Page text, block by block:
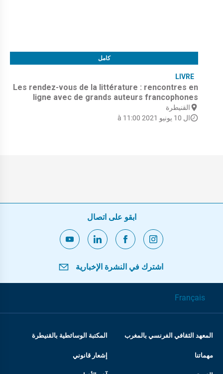
كامل
LIVRE
Les rendez-vous de la littérature : rencontres en
ligne avec de grands auteurs francophones
القنيطرة
ال 10 يونيو 2021 à 11:00
ابقو على اتصال
اشترك في النشرة الإخبارية
Français
المعهد الثقافي الفرنسي بالمغرب المكتبة الوسائطية بالقنيطرة
مهماتنا إشعار قانوني